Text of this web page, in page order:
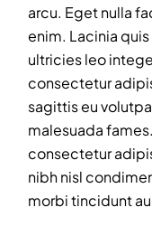
arcu. Eget nulla
enim. Lacinia
ultricies leo
consectetur
sagittis eu
malesuada
consectetur
nibh nisl
morbi tincidunt